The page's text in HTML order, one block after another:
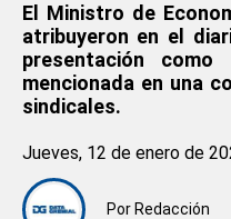
El Ministro de
atribuyeron en el
presentación
mencionada en una
sindicales.
Por Redacción
Jueves, 12 de enero de